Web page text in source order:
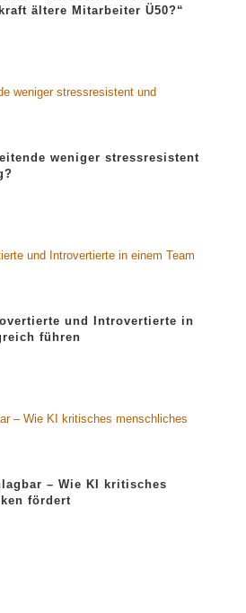
ältere Mitarbeiter Ü50?“
weniger stressresistent
und Introvertierte in
führen
– Wie KI kritisches
fördert